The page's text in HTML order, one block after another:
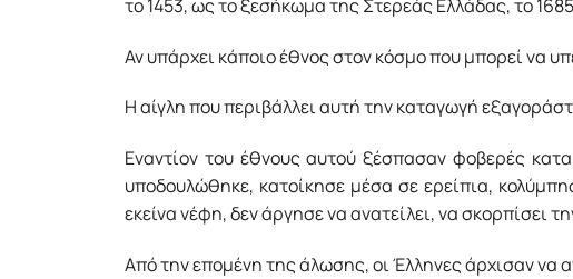
το 1453, ως το ξεσήκωμα της Στερεάς Ελλάδας, το 1685
Αν υπάρχει κάποιο έθνος στον κόσμο που μπορεί να
Η αίγλη που περιβάλλει αυτή την καταγωγή
Εναντίον του έθνους αυτού ξέσπασαν φοβερές
υποδουλώθηκε, κατοίκησε μέσα σε ερείπια,
εκείνα νέφη, δεν άργησε να ανατείλει, να σκορπίσει
Από την επομένη της άλωσης, οι Έλληνες άρχισαν να